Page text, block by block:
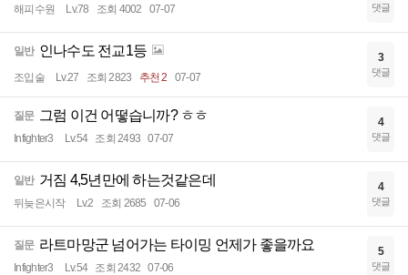
해피수원 Lv.78 조회 4002 07-07 댓글
일반 인나수도 전교1등
조입술 Lv.27 조회 2823 추천 2 07-07
3
댓글
질문 그럼 이건 어떻습니까? ㅎㅎ
Infighter3 Lv.54 조회 2493 07-07
4
댓글
일반 거짐 4,5년만에 하는것같은데
뒤늦은시작 Lv.2 조회 2685 07-06
4
댓글
질문 라트마망군 넘어가는 타이밍 언제가 좋을까요
Infighter3 Lv.54 조회 2432 07-06
5
댓글